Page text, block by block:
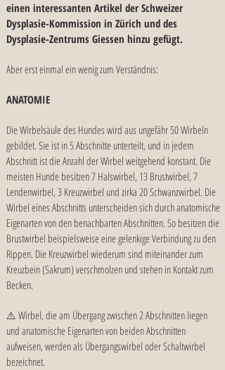
einen interessanten Artikel der Schweizer
Dysplasie-Kommission in Zürich und des
Dysplasie-Zentrums Giessen hinzu gefügt.
Aber erst einmal ein wenig zum Verständnis:
ANATOMIE
Die Wirbelsäule des Hundes wird aus ungefähr 50 Wirbeln
gebildet. Sie ist in 5 Abschnitte unterteilt, und in jedem
Abschnitt ist die Anzahl der Wirbel weitgehend konstant. Die
meisten Hunde besitzen 7 Halswirbel, 13 Brustwirbel, 7
Lendenwirbel, 3 Kreuzwirbel und zirka 20 Schwanzwirbel. Die
Wirbel eines Abschnitts unterscheiden sich durch anatomische
Eigenarten von den benachbarten Abschnitten. So besitzen die
Brustwirbel beispielsweise eine gelenkige Verbindung zu den
Rippen. Die Kreuzwirbel wiederum sind miteinander zum
Kreuzbein (Sakrum) verschmolzen und stehen in Kontakt zum
Becken.
⚠️ Wirbel, die am Übergang zwischen 2 Abschnitten liegen
und anatomische Eigenarten von beiden Abschnitten
aufweisen, werden als Übergangswirbel oder Schaltwirbel
bezeichnet.